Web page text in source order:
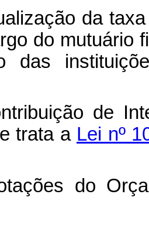
da
do mutuário
das
de
trata a Lei nº
do